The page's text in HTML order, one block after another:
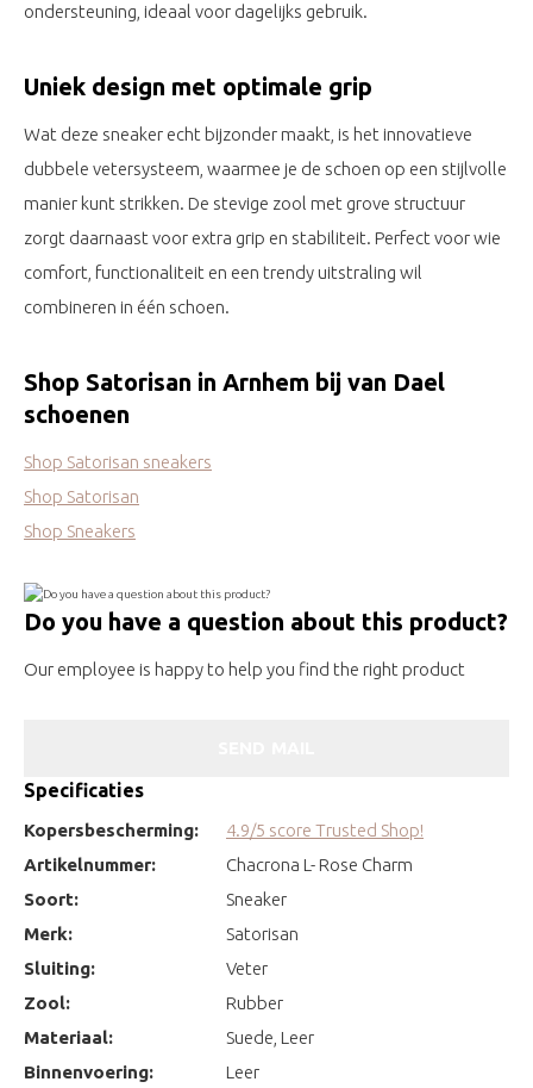
ondersteuning, ideaal voor dagelijks gebruik.
Uniek design met optimale grip
Wat deze sneaker echt bijzonder maakt, is het innovatieve
dubbele vetersysteem, waarmee je de schoen op een stijlvolle
manier kunt strikken. De stevige zool met grove structuur
zorgt daarnaast voor extra grip en stabiliteit. Perfect voor wie
comfort, functionaliteit en een trendy uitstraling wil
combineren in één schoen.
Shop Satorisan in Arnhem bij van Dael
schoenen
Shop Satorisan sneakers
Shop Satorisan
Shop Sneakers
Do you have a question about this product?
Our employee is happy to help you find the right product
Specificaties
Kopersbescherming:
4.9/5 score Trusted Shop!
Artikelnummer:
Chacrona L- Rose Charm
Soort:
Sneaker
Merk:
Satorisan
Sluiting:
Veter
Zool:
Rubber
Materiaal:
Suede, Leer
Binnenvoering:
Leer